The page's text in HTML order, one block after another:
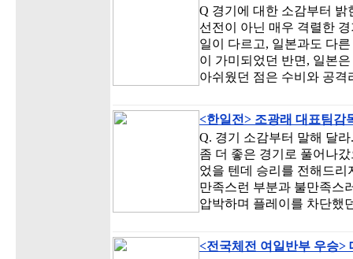
Q 경기에 대한 소감부터
선전이 아닌 매우 격렬한
일이 다르고, 일본과도 다
이 가미되었던 반면, 일본
아쉬웠던 점은 수비와 공
<한일전> 조광래 대표팀감
Q. 경기 소감부터 말해 달
좀 더 좋은 경기로 풀어나
었을 텐데 승리를 전해드리
만족스런 부분과 불만족스
압박하며 플레이를 차단했
<전국체전 여일반부 우승